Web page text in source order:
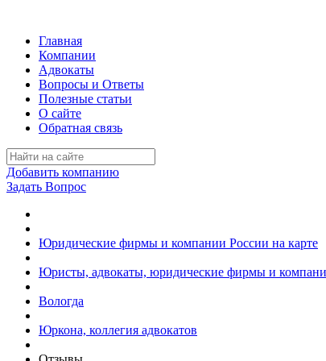
Главная
Компании
Адвокаты
Вопросы и Ответы
Полезные статьи
О сайте
Обратная связь
Добавить компанию
Задать Вопрос
Юридические фирмы и компании России на карте
Юристы, адвокаты, юридические фирмы и
Вологда
Юркона, коллегия адвокатов